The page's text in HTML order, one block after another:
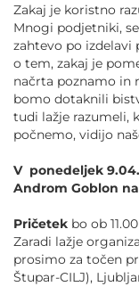
Zakaj je koristno
Mnogi podjetniki,
zahtevo po izdelavi
o tem, zakaj je
načrta poznamo in
bomo dotaknili
tudi lažje razumeli,
počnemo, vidijo
V ponedeljek
Androm Goblon
Pričetek bo ob
Zaradi lažje
prosimo za točen
Štupar-CILJ),